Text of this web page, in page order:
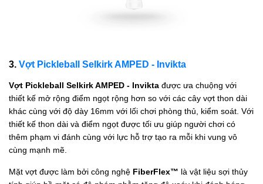
3. Vợt Pickleball Selkirk AMPED - Invikta
Vợt Pickleball Selkirk AMPED - Invikta được ưa chuộng với
thiết kế mở rộng điểm ngọt rộng hơn so với các cây vợt thon dài
khác cùng với độ dày 16mm với lối chơi phòng thủ, kiểm soát. Với
thiết kế thon dài và điểm ngọt được tối ưu giúp người chơi có
thêm phạm vi đánh cùng với lực hỗ trợ tạo ra mỗi khi vung vô
cùng mạnh mẽ.
Mặt vợt được làm bởi công nghệ FiberFlex™ là vật liệu sợi thủy